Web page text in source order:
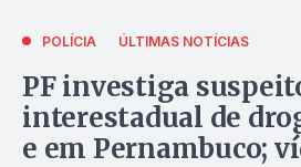
POLÍCIA ÚLTIMAS NOTÍCIAS
PF investiga
interestadual de
e em Pernambuco;